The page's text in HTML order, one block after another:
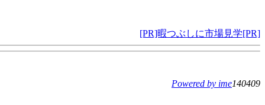
[PR]暇つぶしに市場見学[PR]
Powered by ime140409